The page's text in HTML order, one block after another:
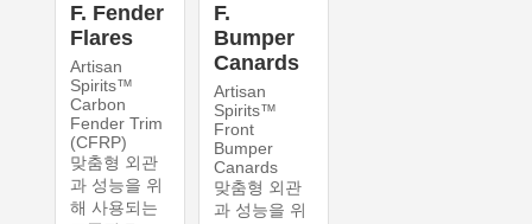
F. Fender
Flares
Artisan
Spirits™
Carbon
Fender Trim
(CFRP)
맞춤형 외관
과 성능을 위
해 사용되는
F.
Bumper
Canards
Artisan
Spirits™
Front
Bumper
Canards
맞춤형 외관
과 성능을 위